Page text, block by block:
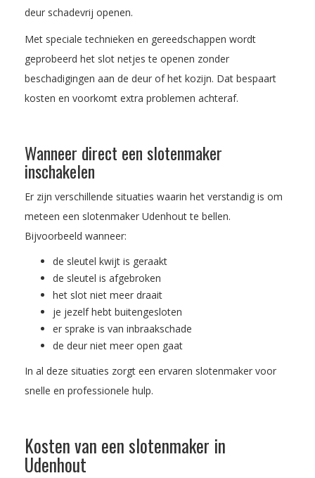
deur schadevrij openen.
Met speciale technieken en gereedschappen wordt
geprobeerd het slot netjes te openen zonder
beschadigingen aan de deur of het kozijn. Dat bespaart
kosten en voorkomt extra problemen achteraf.
Wanneer direct een slotenmaker
inschakelen
Er zijn verschillende situaties waarin het verstandig is om
meteen een slotenmaker Udenhout te bellen.
Bijvoorbeeld wanneer:
de sleutel kwijt is geraakt
de sleutel is afgebroken
het slot niet meer draait
je jezelf hebt buitengesloten
er sprake is van inbraakschade
de deur niet meer open gaat
In al deze situaties zorgt een ervaren slotenmaker voor
snelle en professionele hulp.
Kosten van een slotenmaker in
Udenhout